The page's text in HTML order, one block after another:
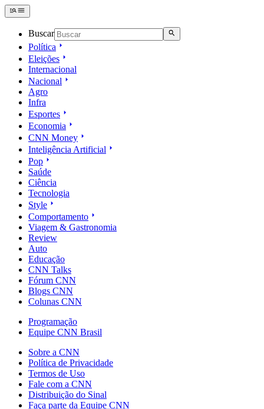
Buscar
Política
Eleições
Internacional
Nacional
Agro
Infra
Esportes
Economia
CNN Money
Inteligência Artificial
Pop
Saúde
Ciência
Tecnologia
Style
Comportamento
Viagem & Gastronomia
Review
Auto
Educação
CNN Talks
Fórum CNN
Blogs CNN
Colunas CNN
Programação
Equipe CNN Brasil
Sobre a CNN
Política de Privacidade
Termos de Uso
Fale com a CNN
Distribuição do Sinal
Faça parte da Equipe CNN